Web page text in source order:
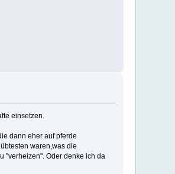
einsetzen.
dann eher auf pferde
waren,was die
"verheizen". Oder denke ich da